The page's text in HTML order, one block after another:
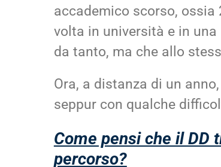
accademico scorso, ossia
volta in università e in
da tanto, ma che allo
Ora, a distanza di un
seppur con qualche
Come pensi che il DD
percorso?